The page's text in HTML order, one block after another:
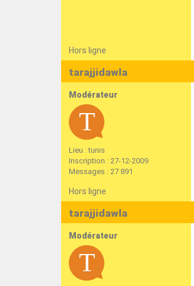
Hors ligne
tarajjidawla
Modérateur
Lieu : tunis
Inscription : 27-12-2009
Messages : 27 891
Hors ligne
tarajjidawla
Modérateur